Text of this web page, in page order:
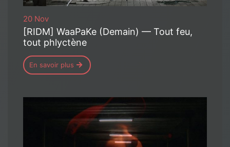
20 Nov
[RIDM] WaaPaKe (Demain) — Tout feu,
tout phlyctène
En savoir plus